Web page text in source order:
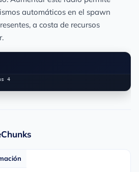
automáticos en el spawn
a costa de recursos